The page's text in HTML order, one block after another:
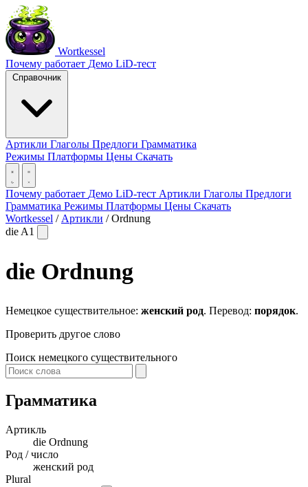
Wortkessel
Почему работает Демо LiD-тест
Справочник
Артикли Глаголы Предлоги Грамматика
Режимы Платформы Цены Скачать
Почему работает Демо LiD-тест Артикли Глаголы Предлоги
Грамматика Режимы Платформы Цены Скачать
Wortkessel / Артикли / Ordnung
die A1
die Ordnung
Немецкое существительное: женский род. Перевод: порядок.
Проверить другое слово
Поиск немецкого существительного
Грамматика
Артикль
die Ordnung
Род / число
женский род
Plural